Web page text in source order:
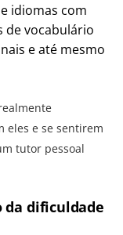
idiomas com
de vocabulário
e até mesmo
eles e se sentirem
tutor pessoal
da dificuldade